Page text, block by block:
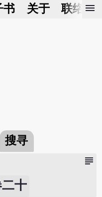
书 关于 联络我
menu
搜寻
subject
二十